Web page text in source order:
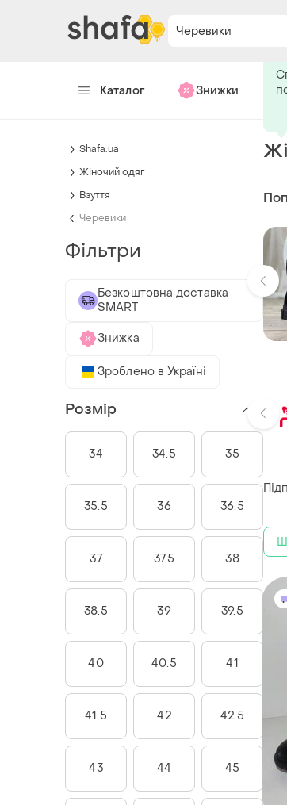
Черевики
Каталог Знижки
Shafa.ua
Жіночий одяг
Взуття
Черевики
Фільтри
Безкоштовна доставка
SMART
Знижка
Зроблено в Україні
Розмір
34 34.5 35
35.5 36 36.5
37 37.5 38
38.5 39 39.5
40 40.5 41
41.5 42 42.5
43 44 45